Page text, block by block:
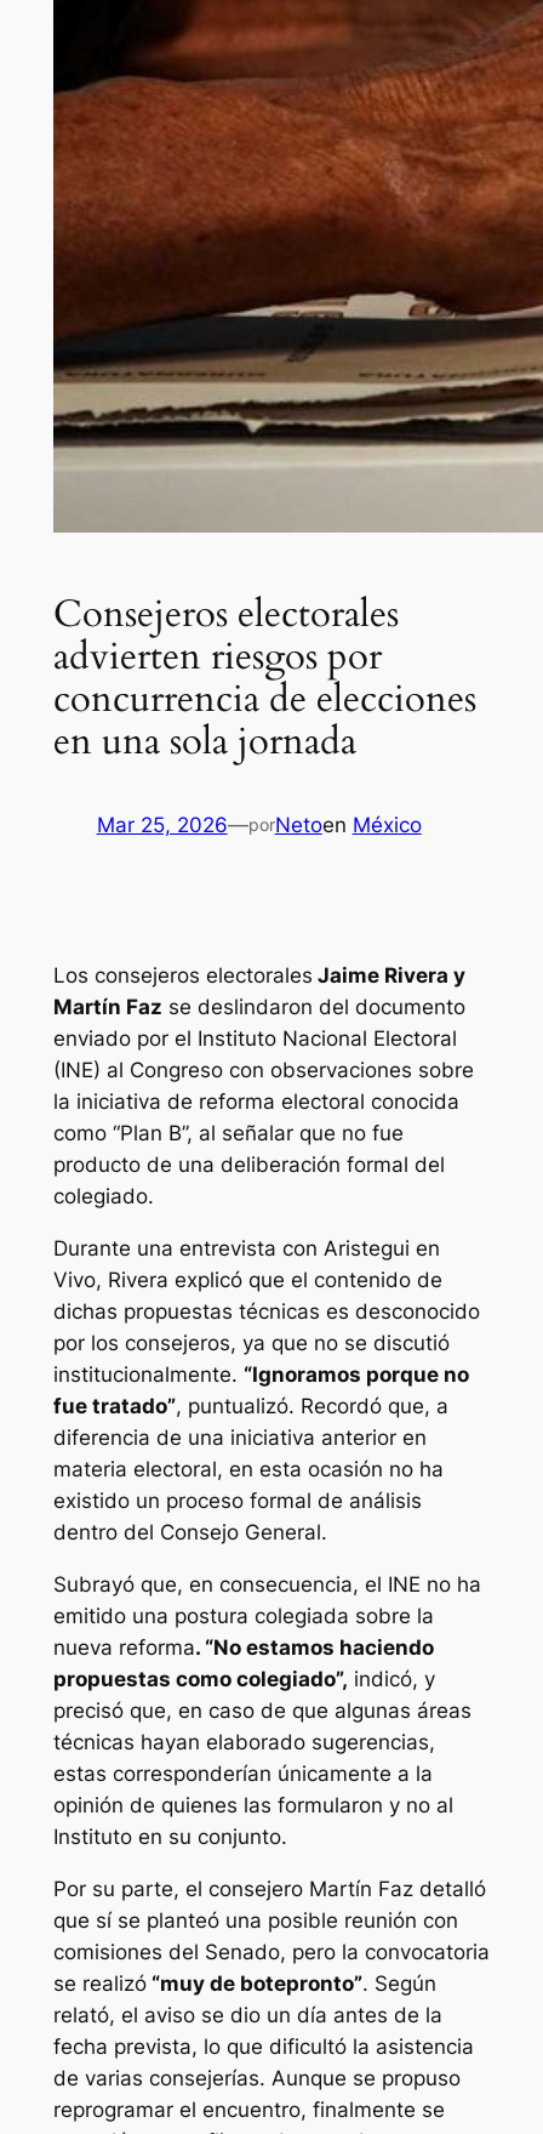
Consejeros electorales
advierten riesgos por
concurrencia de elecciones
en una sola jornada
Mar 25, 2026—porNetoen México
Los consejeros electorales Jaime Rivera y
Martín Faz se deslindaron del documento
enviado por el Instituto Nacional Electoral
(INE) al Congreso con observaciones sobre
la iniciativa de reforma electoral conocida
como “Plan B”, al señalar que no fue
producto de una deliberación formal del
colegiado.
Durante una entrevista con Aristegui en
Vivo, Rivera explicó que el contenido de
dichas propuestas técnicas es desconocido
por los consejeros, ya que no se discutió
institucionalmente. “Ignoramos porque no
fue tratado”, puntualizó. Recordó que, a
diferencia de una iniciativa anterior en
materia electoral, en esta ocasión no ha
existido un proceso formal de análisis
dentro del Consejo General.
Subrayó que, en consecuencia, el INE no ha
emitido una postura colegiada sobre la
nueva reforma. “No estamos haciendo
propuestas como colegiado”, indicó, y
precisó que, en caso de que algunas áreas
técnicas hayan elaborado sugerencias,
estas corresponderían únicamente a la
opinión de quienes las formularon y no al
Instituto en su conjunto.
Por su parte, el consejero Martín Faz detalló
que sí se planteó una posible reunión con
comisiones del Senado, pero la convocatoria
se realizó“muy de botepronto”. Según
relató, el aviso se dio un día antes de la
fecha prevista, lo que dificultó la asistencia
de varias consejerías. Aunque se propuso
reprogramar el encuentro, finalmente se